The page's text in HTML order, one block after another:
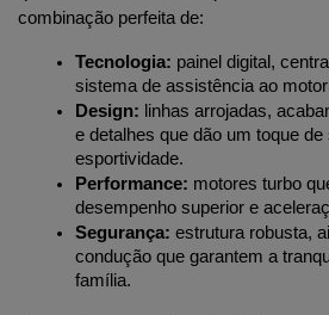
combinação perfeita de:
Tecnologia: painel digital,
sistema de assistência ao
Design: linhas arrojadas,
e detalhes que dão um toque
esportividade.
Performance: motores turbo
desempenho superior e
Segurança: estrutura robusta,
condução que garantem a
família.